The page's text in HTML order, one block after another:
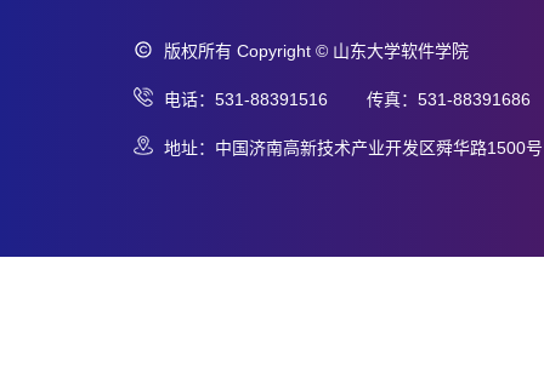
版权所有 Copyright © 山东大学软件学院
电话：531-88391516 传真：531-88391686
地址：中国济南高新技术产业开发区舜华路